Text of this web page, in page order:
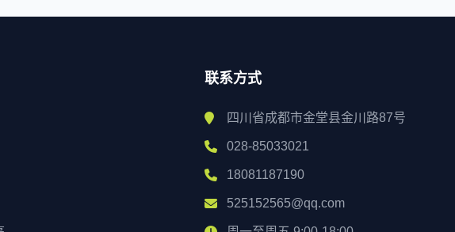
联系方式
四川省成都市金堂县金川路87号
028-85033021
18081187190
525152565@qq.com